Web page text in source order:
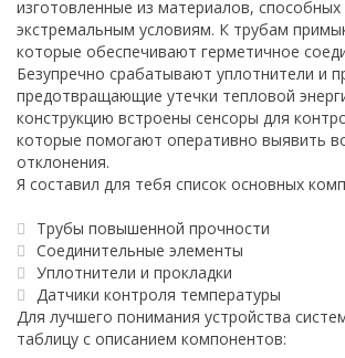
изготовленные из материалов,
экстремальным условиям. К трубам
которые обеспечивают герметичное
Безупречно срабатывают уплотнители и
предотвращающие утечки тепловой
конструкцию встроены сенсоры для
которые помогают оперативно выявить
отклонения.
Я составил для тебя список основных
Трубы повышенной прочности
Соединительные элементы
Уплотнители и прокладки
Датчики контроля температуры
Для лучшего понимания устройства
таблицу с описанием компонентов: